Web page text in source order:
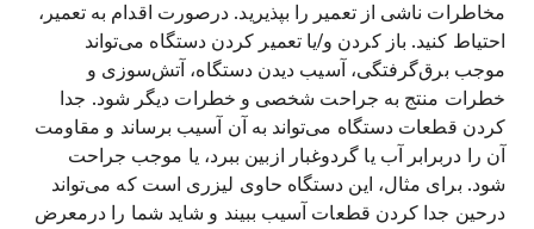
مخاطرات ناشی از تعمیر را بپذیرید. درصورت اقدام به تعمیر،
احتیاط کنید. باز کردن و/یا تعمیر کردن دستگاه می‌تواند
موجب برق‌گرفتگی، آسیب دیدن دستگاه، آتش‌سوزی و
خطرات منتج به جراحت شخصی و خطرات دیگر شود. جدا
کردن قطعات دستگاه می‌تواند به آن آسیب برساند و مقاومت
آن را دربرابر آب یا گردوغبار ازبین ببرد، یا موجب جراحت
شود. برای مثال، این دستگاه حاوی لیزری است که می‌تواند
درحین جدا کردن قطعات آسیب ببیند و شاید شما را درمعرض